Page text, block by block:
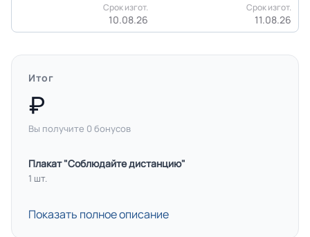
Срок изгот.
10.08.26
Срок изгот.
11.08.26
Итог
Вы получите 0 бонусов
Плакат "Соблюдайте дистанцию"
1 шт.
Показать полное описание